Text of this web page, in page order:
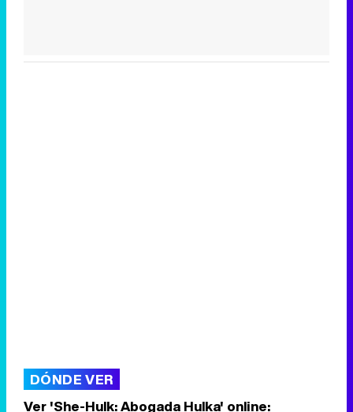
DÓNDE VER
Ver 'She-Hulk: Abogada Hulka' online: